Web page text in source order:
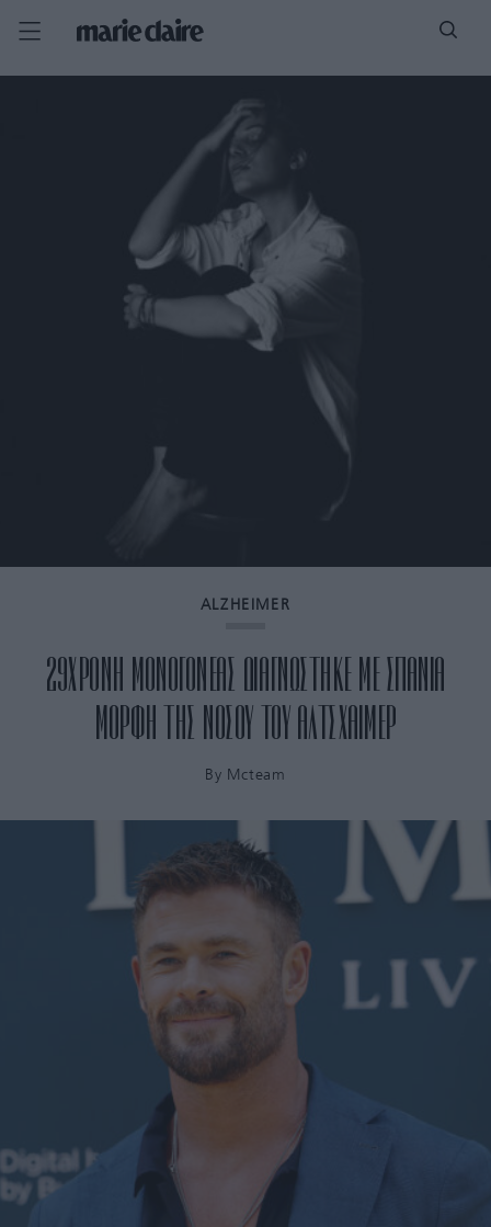
ALZHEIMER
29ΧΡΟΝΗ ΜΟΝΟΓΟΝΕΑΣ ΔΙΑΓΝΩΣΤΗΚΕ ΜΕ ΣΠΑΝΙΑ
ΜΟΡΦΗ ΤΗΣ ΝΟΣΟΥ ΤΟΥ ΑΛΤΣΧΑΙΜΕΡ
By Mcteam